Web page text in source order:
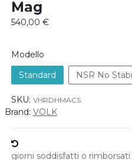
Mag
540,00 €
Modello
Standard
NSR No
SKU: VHRDHMACS
Brand: VOLK
giorni soddisfatti o rimborsati